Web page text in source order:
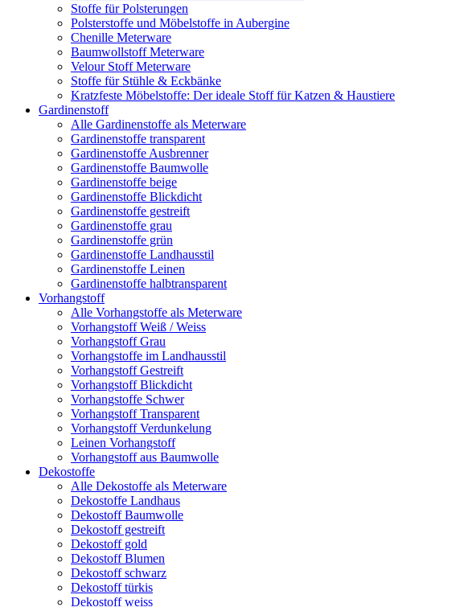
Stoffe für Polsterungen
Polsterstoffe und Möbelstoffe in Aubergine
Chenille Meterware
Baumwollstoff Meterware
Velour Stoff Meterware
Stoffe für Stühle & Eckbänke
Kratzfeste Möbelstoffe: Der ideale Stoff für Katzen & Haustiere
Gardinenstoff
Alle Gardinenstoffe als Meterware
Gardinenstoffe transparent
Gardinenstoffe Ausbrenner
Gardinenstoffe Baumwolle
Gardinenstoffe beige
Gardinenstoffe Blickdicht
Gardinenstoffe gestreift
Gardinenstoffe grau
Gardinenstoffe grün
Gardinenstoffe Landhausstil
Gardinenstoffe Leinen
Gardinenstoffe halbtransparent
Vorhangstoff
Alle Vorhangstoffe als Meterware
Vorhangstoff Weiß / Weiss
Vorhangstoff Grau
Vorhangstoffe im Landhausstil
Vorhangstoff Gestreift
Vorhangstoff Blickdicht
Vorhangstoffe Schwer
Vorhangstoff Transparent
Vorhangstoff Verdunkelung
Leinen Vorhangstoff
Vorhangstoff aus Baumwolle
Dekostoffe
Alle Dekostoffe als Meterware
Dekostoffe Landhaus
Dekostoff Baumwolle
Dekostoff gestreift
Dekostoff gold
Dekostoff Blumen
Dekostoff schwarz
Dekostoff türkis
Dekostoff weiss